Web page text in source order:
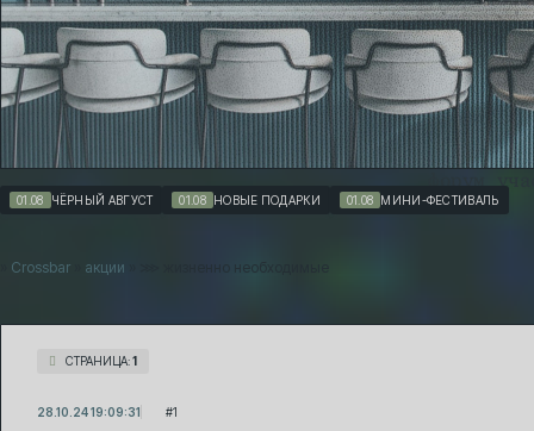
форум
01.08 ЧЁРНЫЙ АВГУСТ 01.08 НОВЫЕ ПОДАРКИ 01.08 МИНИ-ФЕСТИВАЛЬ
Crossbar акции
СТРАНИЦА:1
1
28.10.24 19:09:31